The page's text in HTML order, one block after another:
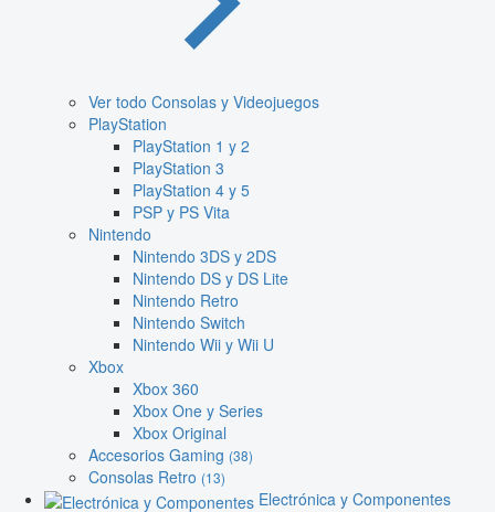
Ver todo Consolas y Videojuegos
PlayStation
PlayStation 1 y 2
PlayStation 3
PlayStation 4 y 5
PSP y PS Vita
Nintendo
Nintendo 3DS y 2DS
Nintendo DS y DS Lite
Nintendo Retro
Nintendo Switch
Nintendo Wii y Wii U
Xbox
Xbox 360
Xbox One y Series
Xbox Original
Accesorios Gaming (38)
Consolas Retro (13)
Electrónica y Componentes